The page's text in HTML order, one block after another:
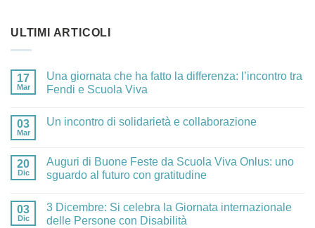
ULTIMI ARTICOLI
17
Mar
Una giornata che ha fatto la differenza: l’incontro tra
Fendi e Scuola Viva
03
Mar
Un incontro di solidarietà e collaborazione
20
Dic
Auguri di Buone Feste da Scuola Viva Onlus: uno
sguardo al futuro con gratitudine
03
Dic
3 Dicembre: Si celebra la Giornata internazionale
delle Persone con Disabilità